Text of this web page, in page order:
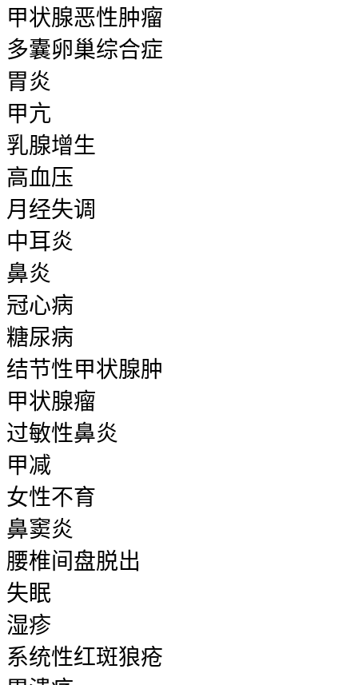
甲状腺恶性肿瘤
多囊卵巢综合症
胃炎
甲亢
乳腺增生
高血压
月经失调
中耳炎
鼻炎
冠心病
糖尿病
结节性甲状腺肿
甲状腺瘤
过敏性鼻炎
甲减
女性不育
鼻窦炎
腰椎间盘脱出
失眠
湿疹
系统性红斑狼疮